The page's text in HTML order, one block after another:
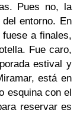
Pues no, la
entorno. En
a finales,
Fue caro,
estival y
está en
esquina con el
reservar es